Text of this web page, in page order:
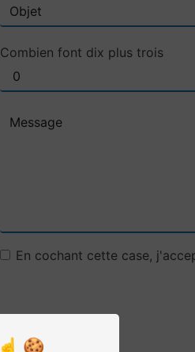
Combien font dix plus trois
En cochant cette case,